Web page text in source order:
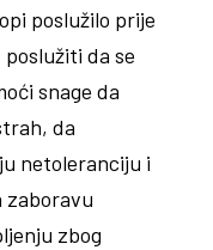
poslužilo prije
da se
snage da
da
netoleranciju i
zaboravu
zbog